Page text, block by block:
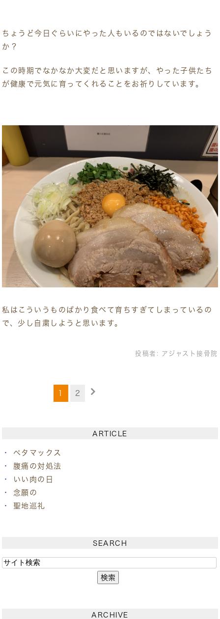
ちょうど今日ぐらいにやった人もいるのではないでしょう
か？
この時期でなかなか大変だと思いますが、やった子供たち
が健康で元気に育ってくれることをお祈りしています。
私はこういうものばかり食べて育ちすぎてしまっているの
で、少し自粛しようと思います。
投稿者: アジャスト接骨院
2
ARTICLE
ペタマックス
腹痛の対処法
いい肉の日
念願の
聖地巡礼
SEARCH
ARCHIVE